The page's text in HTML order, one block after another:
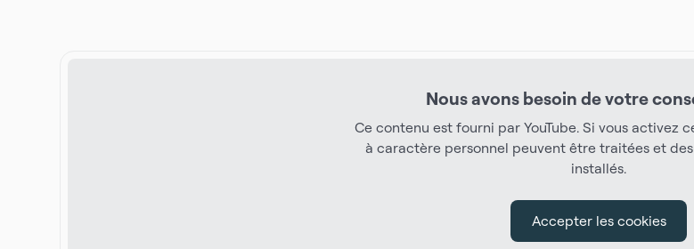
Nous avons besoin de votre
Ce contenu est fourni par YouTube. Si vous activez
à caractère personnel peuvent être traitées et
installés.
Accepter les cookies